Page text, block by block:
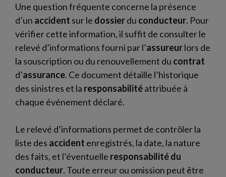
Une question fréquente concerne la présence
d’un accident sur le dossierdu conducteur. Pour
vérifier cette information, il suffit de consulter le
relevé d’informations fourni par l’assureurlors de
la souscription ou du renouvellement du contrat
d’assurance. Ce document détaille l’historique
des sinistres et la responsabilitéattribuée à
chaque événement déclaré.
Le relevé d’informations permet de contrôler la
liste des accident enregistrés, la date, la nature
des faits, et l’éventuelle responsabilité du
conducteur. Toute erreur ou omission peut être